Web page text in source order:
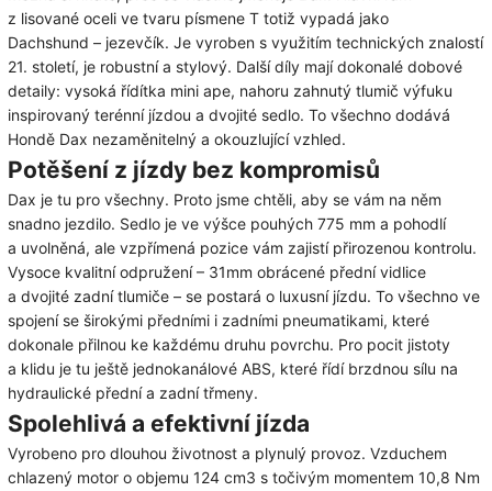
z lisované oceli ve tvaru písmene T totiž vypadá jako
Dachshund – jezevčík. Je vyroben s využitím technických znalostí
21. století, je robustní a stylový. Další díly mají dokonalé dobové
detaily: vysoká řídítka mini ape, nahoru zahnutý tlumič výfuku
inspirovaný terénní jízdou a dvojité sedlo. To všechno dodává
Hondě Dax nezaměnitelný a okouzlující vzhled.
Potěšení z jízdy bez kompromisů
Dax je tu pro všechny. Proto jsme chtěli, aby se vám na něm
snadno jezdilo. Sedlo je ve výšce pouhých 775 mm a pohodlí
a uvolněná, ale vzpřímená pozice vám zajistí přirozenou kontrolu.
Vysoce kvalitní odpružení – 31mm obrácené přední vidlice
a dvojité zadní tlumiče – se postará o luxusní jízdu. To všechno ve
spojení se širokými předními i zadními pneumatikami, které
dokonale přilnou ke každému druhu povrchu. Pro pocit jistoty
a klidu je tu ještě jednokanálové ABS, které řídí brzdnou sílu na
hydraulické přední a zadní třmeny.
Spolehlivá a efektivní jízda
Vyrobeno pro dlouhou životnost a plynulý provoz. Vzduchem
chlazený motor o objemu 124 cm3 s točivým momentem 10,8 Nm